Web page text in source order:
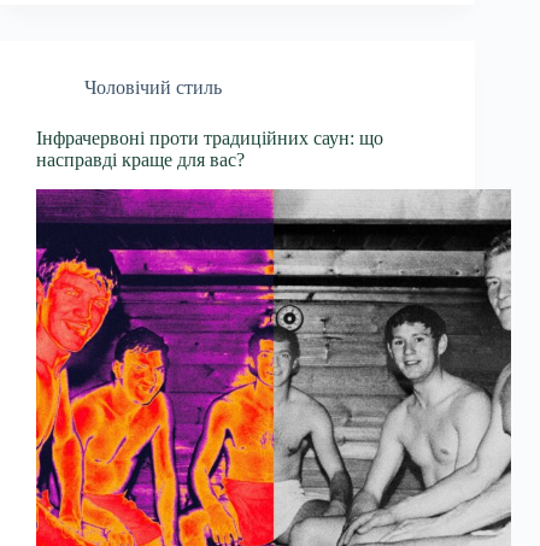
Чоловічий стиль
Інфрачервоні проти традиційних саун: що
насправді краще для вас?